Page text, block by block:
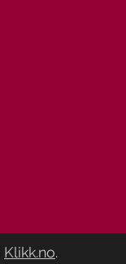
Klikk.no.